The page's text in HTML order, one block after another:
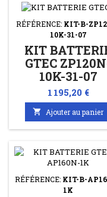
RÉFÉRENCE: KIT-B-
10K-31-07
KIT
GTEC
10K-31-07
Prix
1 195,20 €
 Ajouter au panier
RÉFÉRENCE: KIT-B-
1K